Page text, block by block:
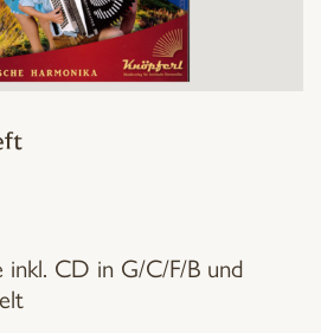
inkl. CD in G/C/F/B und